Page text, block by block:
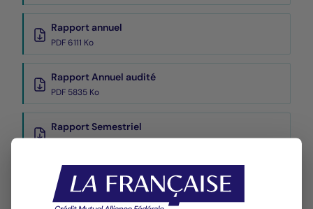
Rapport annuel
PDF 6111 Ko
Rapport Annuel audité
PDF 5835 Ko
Rapport Semestriel
PDF 3769 Ko
Wertentwicklung